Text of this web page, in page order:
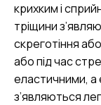
крихким і
тріщини
скреготіння
або під час
еластичними,
з’являються